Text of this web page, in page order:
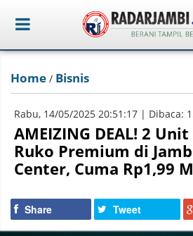
Home / Bisnis
Rabu, 14/05/2025 20:51:17 | Dibaca:
AMEIZING DEAL! 2
Ruko Premium di
Center, Cuma Rp1,99
Share Tweet